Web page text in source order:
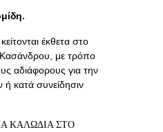
έκθετα στο
με τρόπο
αδιάφορους για την
κατά συνείδησιν